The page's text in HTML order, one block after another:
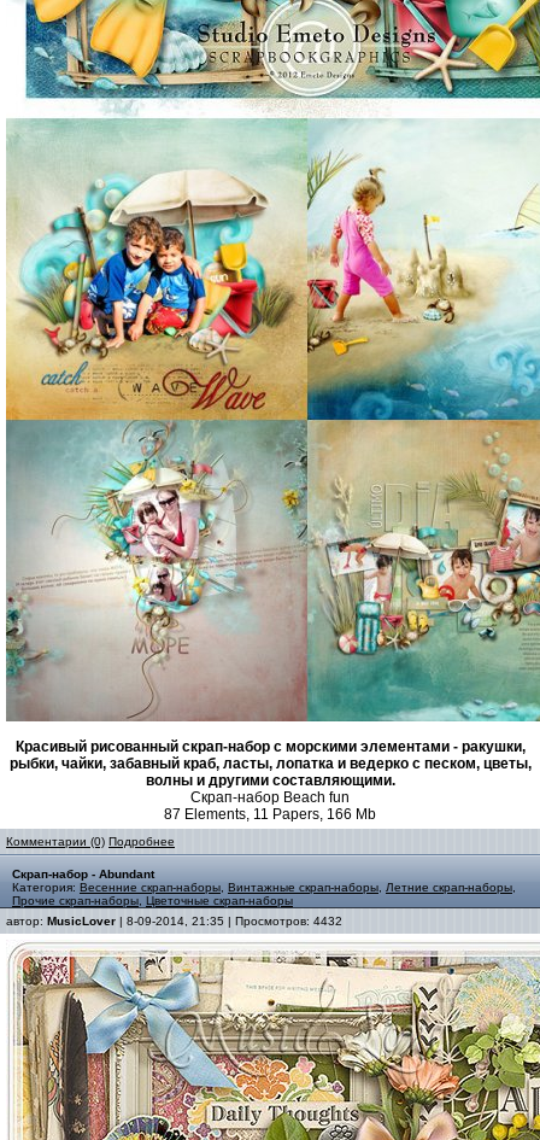
Красивый рисованный скрап-набор с морскими элементами - ракушки,
рыбки, чайки, забавный краб, ласты, лопатка и ведерко с песком, цветы,
волны и другими составляющими.
Скрап-набор Beach fun
87 Elements, 11 Papers, 166 Mb
Комментарии (0) Подробнее
Скрап-набор - Abundant
Категория: Весенние скрап-наборы Винтажные скрап-наборы Летние скрап-наборы
Прочие скрап-наборы Цветочные скрап-наборы
автор: MusicLover | 8-09-2014, 21:35 | Просмотров: 4432